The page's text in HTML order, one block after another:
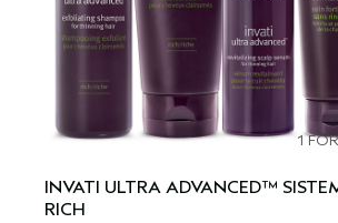
1
INVATI ULTRA ADVANCED™
RICH